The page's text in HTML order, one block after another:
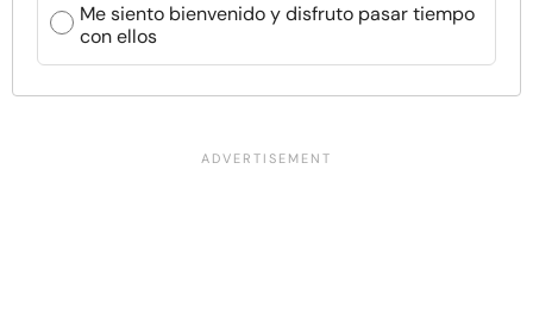
Me siento bienvenido y disfruto pasar tiempo
con ellos